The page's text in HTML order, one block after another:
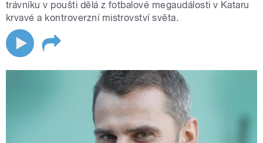
trávníku v poušti dělá z fotbalové megaudálosti v Kataru
krvavé a kontroverzní mistrovství světa.